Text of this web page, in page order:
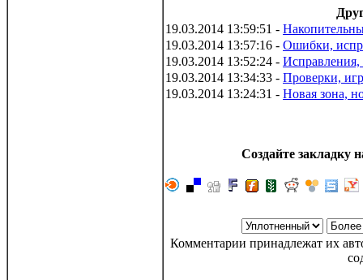
19.03.2014 13:59:51 -
19.03.2014 13:57:16 - Ошибки,
19.03.2014 13:52:24 -
19.03.2014 13:34:33 - Проверки,
19.03.2014 13:24:31 - Новая зона,
Создайте закладку
Комментарии принадлежат их